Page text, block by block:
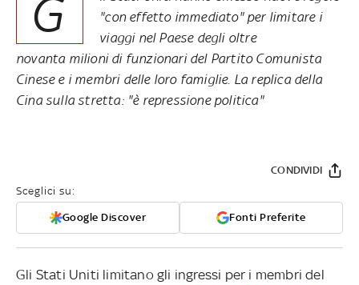
G
"con effetto immediato" per limitare i
viaggi nel Paese degli oltre
novanta milioni di funzionari del Partito Comunista
Cinese e i membri delle loro famiglie. La replica della
Cina sulla stretta: "è repressione politica"
Sceglici su:
Google Discover Fonti Preferite
CONDIVIDI
Gli Stati Uniti limitano gli ingressi per i membri del